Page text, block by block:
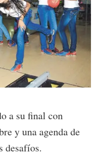
a su final con
y una agenda de
desafíos.